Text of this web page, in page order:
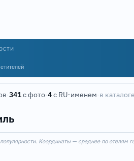
·341с фото·4с RU-именем·в
Координаты — среднее по отелям